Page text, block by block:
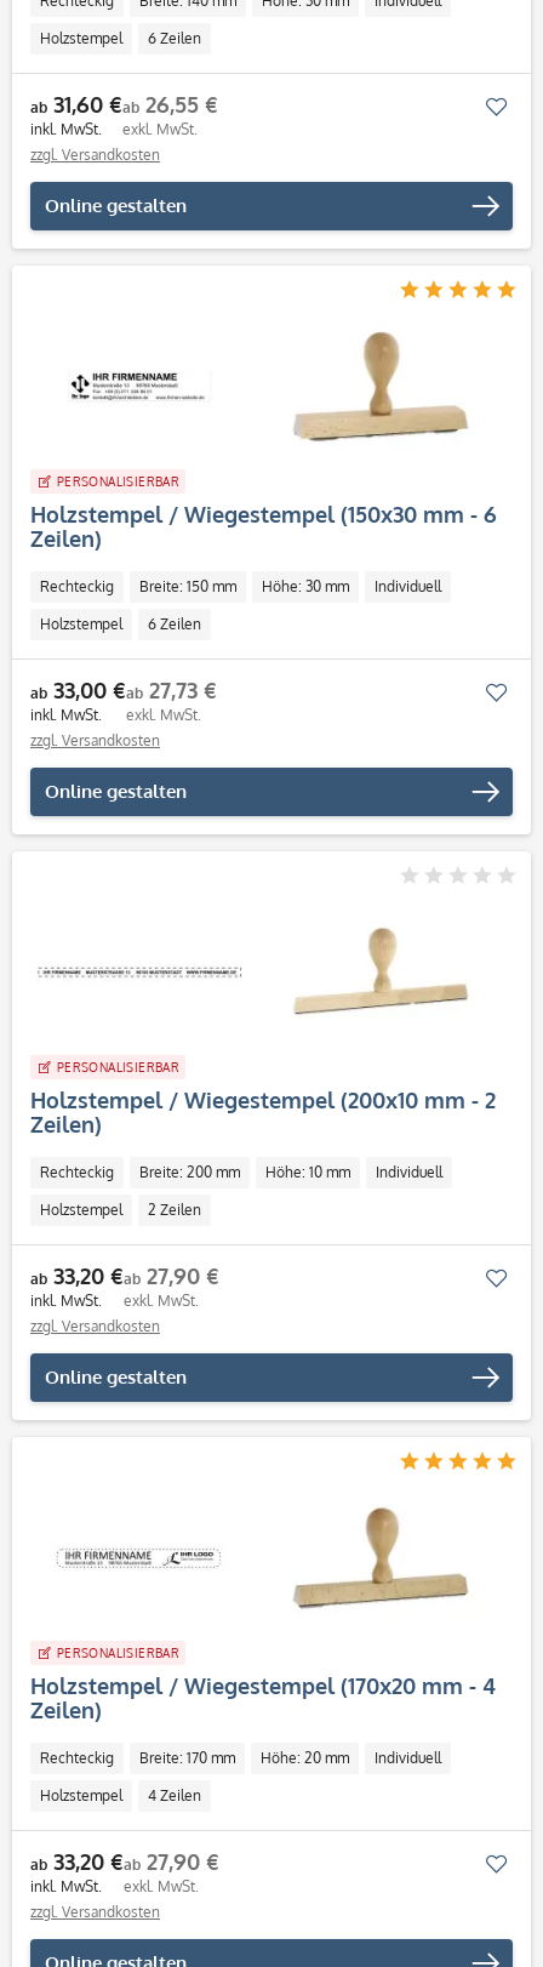
Holzstempel 6 Zeilen
ab 31,60 €
inkl. MwSt.
ab 26,55 €
exkl. MwSt.
zzgl. Versandkosten
Online gestalten
PERSONALISIERBAR
Holzstempel / Wiegestempel (150x30 mm - 6
Zeilen)
Rechteckig Breite: 150 mm Höhe: 30 mm Individuell
Holzstempel 6 Zeilen
ab 33,00 €
inkl. MwSt.
ab 27,73 €
exkl. MwSt.
zzgl. Versandkosten
Online gestalten
PERSONALISIERBAR
Holzstempel / Wiegestempel (200x10 mm - 2
Zeilen)
Rechteckig Breite: 200 mm Höhe: 10 mm Individuell
Holzstempel 2 Zeilen
ab 33,20 €
inkl. MwSt.
ab 27,90 €
exkl. MwSt.
zzgl. Versandkosten
Online gestalten
PERSONALISIERBAR
Holzstempel / Wiegestempel (170x20 mm - 4
Zeilen)
Rechteckig Breite: 170 mm Höhe: 20 mm Individuell
Holzstempel 4 Zeilen
ab 33,20 €
inkl. MwSt.
ab 27,90 €
exkl. MwSt.
zzgl. Versandkosten